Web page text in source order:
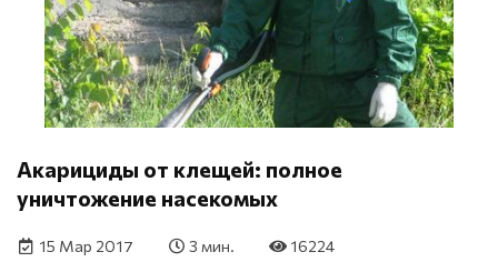
Акарициды от клещей: полное
уничтожение насекомых
15 Мар 2017 3 мин. 16224